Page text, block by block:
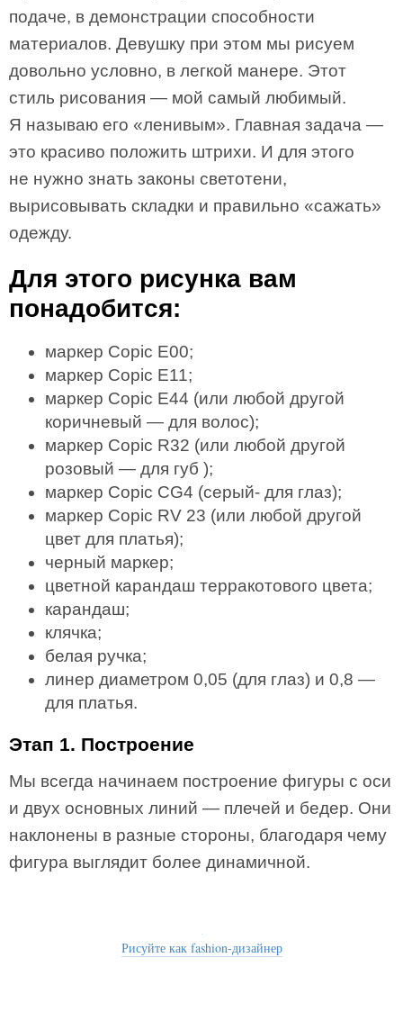
подаче, в демонстрации способности
материалов. Девушку при этом мы рисуем
довольно условно, в легкой манере. Этот
стиль рисования — мой самый любимый.
Я называю его «ленивым». Главная задача —
это красиво положить штрихи. И для этого
не нужно знать законы светотени,
вырисовывать складки и правильно «сажать»
одежду.
Для этого рисунка вам
понадобится:
маркер Copic E00;
маркер Copic E11;
маркер Copic E44 (или любой другой
коричневый — для волос);
маркер Copic R32 (или любой другой
розовый — для губ );
маркер Copic CG4 (серый- для глаз);
маркер Copic RV 23 (или любой другой
цвет для платья);
черный маркер;
цветной карандаш терракотового цвета;
карандаш;
клячка;
белая ручка;
линер диаметром 0,05 (для глаз) и 0,8 —
для платья.
Этап 1. Построение
Мы всегда начинаем построение фигуры с оси
и двух основных линий — плечей и бедер. Они
наклонены в разные стороны, благодаря чему
фигура выглядит более динамичной.
Рисуйте как fashion-дизайнер